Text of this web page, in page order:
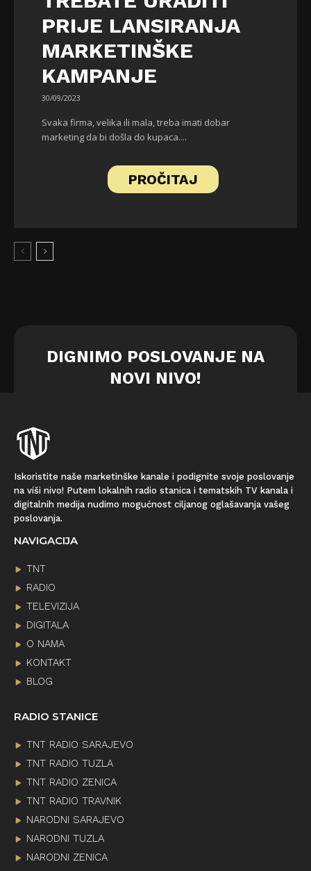
PRIJE LANSIRANJA
MARKETINŠKE
KAMPANJE
30/09/2023
Svaka firma, velika ili mala, treba imati dobar
marketing da bi došla do kupaca....
PROČITAJ
DIGNIMO POSLOVANJE NA
NOVI NIVO!
Iskoristite naše marketinške kanale i podignite svoje poslovanje
na viši nivo! Putem lokalnih radio stanica i tematskih TV kanala i
digitalnih medija nudimo mogućnost ciljanog oglašavanja vašeg
poslovanja.
NAVIGACIJA
TNT
RADIO
TELEVIZIJA
DIGITALA
O NAMA
KONTAKT
BLOG
RADIO STANICE
TNT RADIO SARAJEVO
TNT RADIO TUZLA
TNT RADIO ZENICA
TNT RADIO TRAVNIK
NARODNI SARAJEVO
NARODNI TUZLA
NARODNI ZENICA